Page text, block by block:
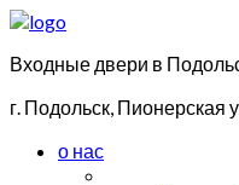
Входные двери в
г. Подольск, Пионерская
о нас